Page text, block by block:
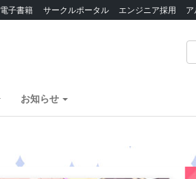
電子書籍 サークルポータル エンジニア採用
お知らせ